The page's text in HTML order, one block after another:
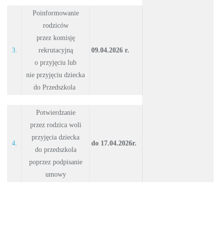
3.
Poinformowanie
rodziców
przez komisję
rekrutacyjną
o przyjęciu lub
nie przyjęciu dziecka
do Przedszkola
09.04.2026 r.
4.
Potwierdzanie
przez rodzica woli
przyjęcia dziecka
do przedszkola
poprzez podpisanie
umowy
do 17.04.2026r.